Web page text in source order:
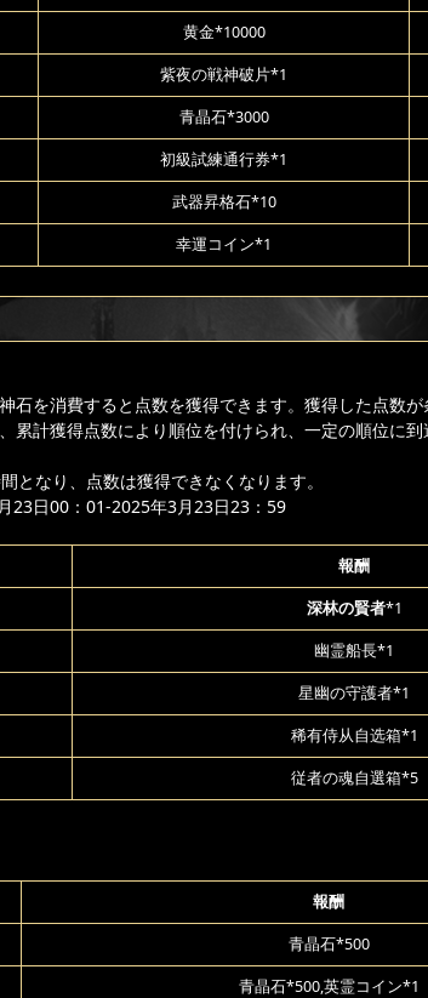
黄金*10000
紫夜の戦神破片*1
青晶石*3000
初級試練通行券*1
武器昇格石*10
幸運コイン*1
石を消費すると点数を獲得できます。獲得した点数
累計獲得点数により順位を付けられ、一定の順位に
となり、点数は獲得できなくなります。
23日00：01-2025年3月23日23：59
報酬
深林の賢者*1
幽霊船長*1
星幽の守護者*1
稀有侍从自选箱*1
従者の魂自選箱*5
報酬
青晶石*500
青晶石*500,英霊コイン*1